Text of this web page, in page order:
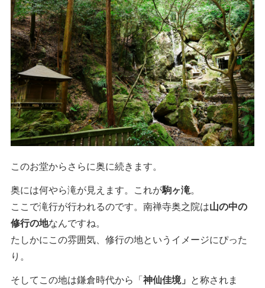
このお堂からさらに奥に続きます。
奥には何やら滝が見えます。これが駒ヶ滝。
ここで滝行が行われるのです。南禅寺奥之院は山の中の
修行の地なんですね。
たしかにこの雰囲気、修行の地というイメージにぴった
り。
そしてこの地は鎌倉時代から「神仙佳境」 と称されま